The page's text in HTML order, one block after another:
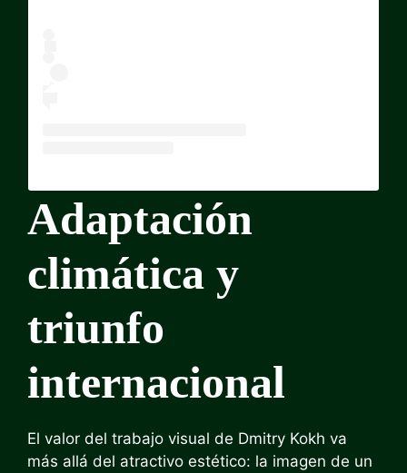
Adaptación
climática y
triunfo
internacional
El valor del trabajo visual de Dmitry Kokh va
más allá del atractivo estético: la imagen de un